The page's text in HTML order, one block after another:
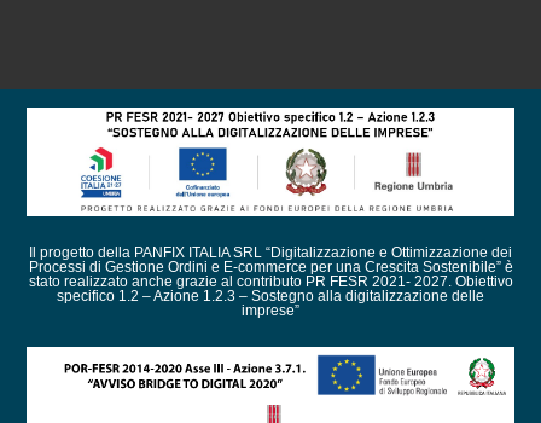
Il progetto della PANFIX ITALIA SRL “Digitalizzazione e Ottimizzazione dei
Processi di Gestione Ordini e E-commerce per una Crescita Sostenibile” è
stato realizzato anche grazie al contributo PR FESR 2021- 2027. Obiettivo
specifico 1.2 – Azione 1.2.3 – Sostegno alla digitalizzazione delle
imprese”